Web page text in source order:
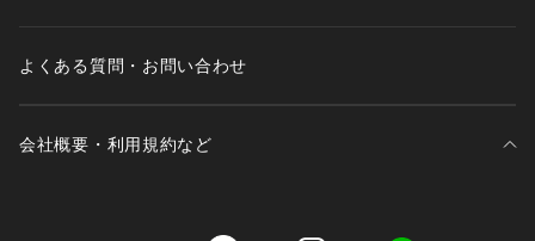
よくある質問・お問い合わせ
会社概要・利用規約など